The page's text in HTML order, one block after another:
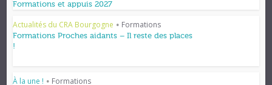
Formations et appuis 2027
Actualités du CRA Bourgogne • Formations
Formations Proches aidants – Il reste des places
!
À la une ! • Formations